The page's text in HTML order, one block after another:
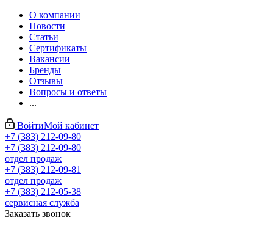
О компании
Новости
Статьи
Сертификаты
Вакансии
Бренды
Отзывы
Вопросы и ответы
...
ВойтиМой кабинет
+7 (383) 212-09-80
+7 (383) 212-09-80
отдел продаж
+7 (383) 212-09-81
отдел продаж
+7 (383) 212-05-38
сервисная служба
Заказать звонок